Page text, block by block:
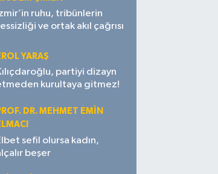
ruhu, tribünlerin
ve ortak akıl çağrısı
YARAŞ
partiyi dizayn
kurultaya gitmez!
DR. MEHMET EMIN
sefil olursa kadın,
beşer